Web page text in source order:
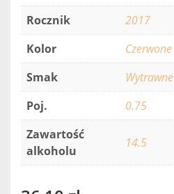
Rocznik
2017
Kolor
Czerwone
Smak
Wytrawne
Poj.
0.75
Zawartość
alkoholu
14.5